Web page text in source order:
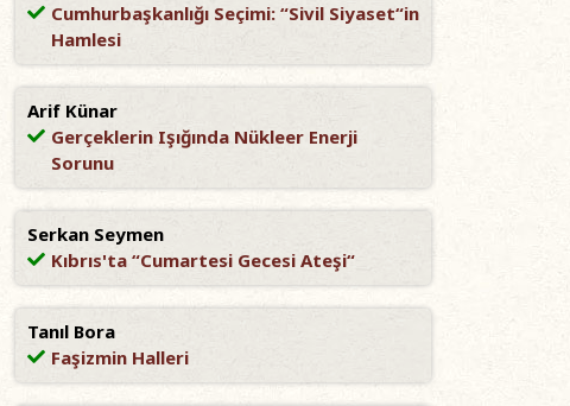
Cumhurbaşkanlığı Seçimi: “Sivil Siyaset“in
Hamlesi
Arif Künar
Gerçeklerin Işığında Nükleer Enerji
Sorunu
Serkan Seymen
Kıbrıs'ta “Cumartesi Gecesi Ateşi“
Tanıl Bora
Faşizmin Halleri